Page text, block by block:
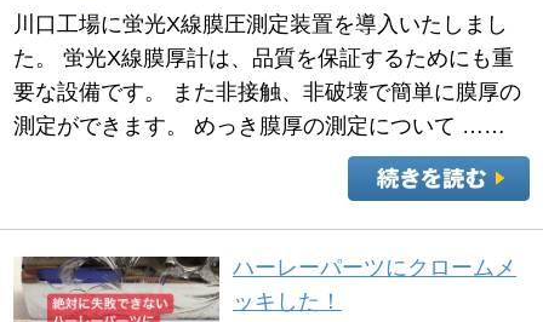
川口工場に蛍光X線膜圧測定装置を導入いたしまし
た。 蛍光X線膜厚計は、品質を保証するためにも重
要な設備です。 また非接触、非破壊で簡単に膜厚の
測定ができます。 めっき膜厚の測定について ……
ハーレーパーツにクロームメ
ッキした！